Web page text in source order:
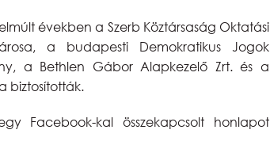
években a Szerb Köztársaság Oktatási
a budapesti Demokratikus Jogok
a Bethlen Gábor Alapkezelő Zrt. és a
biztosították.
Facebook-kal összekapcsolt honlapot